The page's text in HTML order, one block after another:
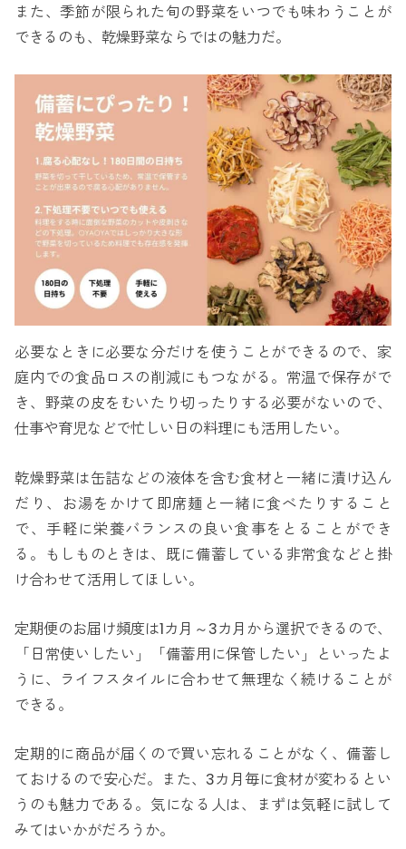
また、季節が限られた旬の野菜をいつでも味わうことが
できるのも、乾燥野菜ならではの魅力だ。
必要なときに必要な分だけを使うことができるので、家
庭内での食品ロスの削減にもつながる。常温で保存がで
き、野菜の皮をむいたり切ったりする必要がないので、
仕事や育児などで忙しい日の料理にも活用したい。
乾燥野菜は缶詰などの液体を含む食材と一緒に漬け込ん
だり、お湯をかけて即席麺と一緒に食べたりすること
で、手軽に栄養バランスの良い食事をとることができ
る。もしものときは、既に備蓄している非常食などと掛
け合わせて活用してほしい。
定期便のお届け頻度は1カ月～3カ月から選択できるので、
「日常使いしたい」「備蓄用に保管したい」といったよ
うに、ライフスタイルに合わせて無理なく続けることが
できる。
定期的に商品が届くので買い忘れることがなく、備蓄し
ておけるので安心だ。また、3カ月毎に食材が変わるとい
うのも魅力である。気になる人は、まずは気軽に試して
みてはいかがだろうか。